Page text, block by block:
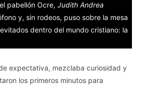
pabellón Ocre, Judith Andrea
y, sin rodeos, puso sobre la mesa
dentro del mundo cristiano: la
expectativa, mezclaba curiosidad y
los primeros minutos para